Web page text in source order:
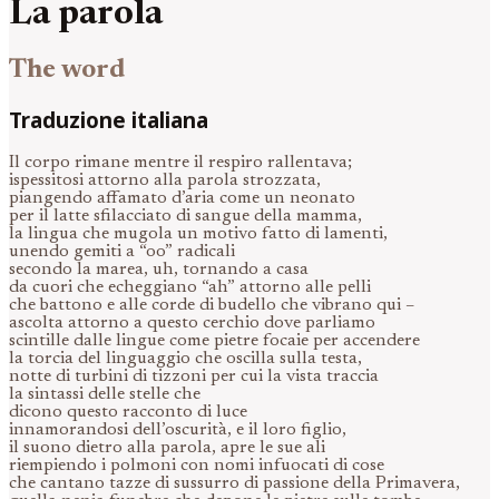
La parola
The word
Traduzione italiana
Il corpo rimane mentre il respiro rallentava;
ispessitosi attorno alla parola strozzata,
piangendo affamato d’aria come un neonato
per il latte sfilacciato di sangue della mamma,
la lingua che mugola un motivo fatto di lamenti,
unendo gemiti a “oo” radicali
secondo la marea, uh, tornando a casa
da cuori che echeggiano “ah” attorno alle pelli
che battono e alle corde di budello che vibrano qui –
ascolta attorno a questo cerchio dove parliamo
scintille dalle lingue come pietre focaie per accendere
la torcia del linguaggio che oscilla sulla testa,
notte di turbini di tizzoni per cui la vista traccia
la sintassi delle stelle che
dicono questo racconto di luce
innamorandosi dell’oscurità, e il loro figlio,
il suono dietro alla parola, apre le sue ali
riempiendo i polmoni con nomi infuocati di cose
che cantano tazze di sussurro di passione della Primavera,